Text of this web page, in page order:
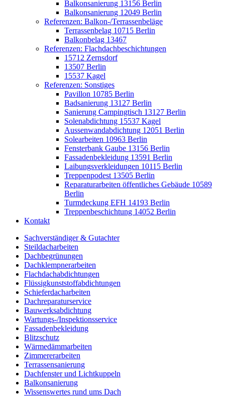
Balkonsanierung 13156 Berlin
Balkonsanierung 12049 Berlin
Referenzen: Balkon-/Terrassenbeläge
Terrassenbelag 10715 Berlin
Balkonbelag 13467
Referenzen: Flachdachbeschichtungen
15712 Zernsdorf
13507 Berlin
15537 Kagel
Referenzen: Sonstiges
Pavillon 10785 Berlin
Badsanierung 13127 Berlin
Sanierung Campingtisch 13127 Berlin
Solenabdichtung 15537 Kagel
Aussenwandabdichtung 12051 Berlin
Solearbeiten 10963 Berlin
Fensterbank Gaube 13156 Berlin
Fassadenbekleidung 13591 Berlin
Laibungsverkleidungen 10115 Berlin
Treppenpodest 13505 Berlin
Reparaturarbeiten öffentliches Gebäude 10589
Berlin
Turmdeckung EFH 14193 Berlin
Treppenbeschichtung 14052 Berlin
Kontakt
Sachverständiger & Gutachter
Steildacharbeiten
Dachbegrünungen
Dachklempnerarbeiten
Flachdachabdichtungen
Flüssigkunststoffabdichtungen
Schieferdacharbeiten
Dachreparaturservice
Bauwerksabdichtung
Wartungs-/Inspektionsservice
Fassadenbekleidung
Blitzschutz
Wärmedämmarbeiten
Zimmererarbeiten
Terrassensanierung
Dachfenster und Lichtkuppeln
Balkonsanierung
Wissenswertes rund ums Dach